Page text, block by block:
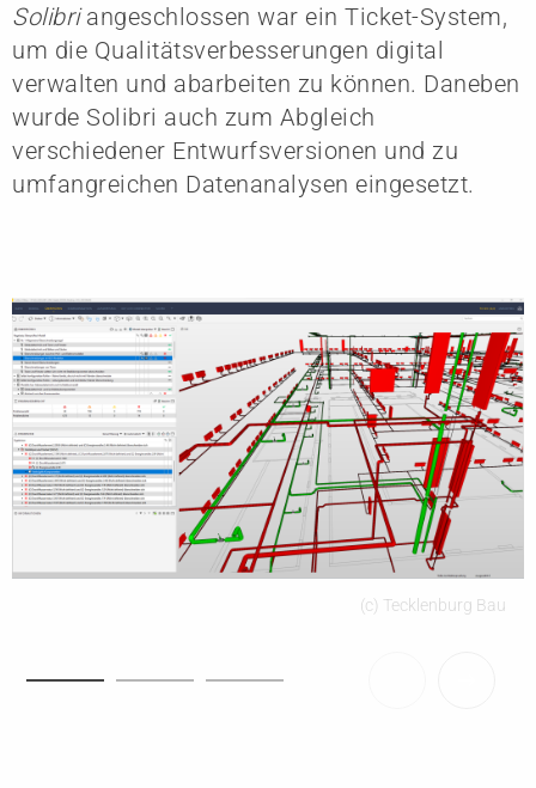
Solibriangeschlossen war ein Ticket-System,
um die Qualitätsverbesserungen digital
verwalten und abarbeiten zu können. Daneben
wurde Solibri auch zum Abgleich
verschiedener Entwurfsversionen und zu
umfangreichen Datenanalysen eingesetzt.
(c) Tecklenburg Bau